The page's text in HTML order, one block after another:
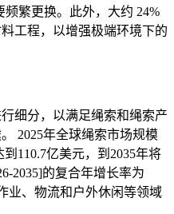
频繁更换。此外，大约 24%
工程，以增强极端环境下的
细分，以满足绳索和绳索产
2025年全球绳索市场规模
110.7亿美元，到2035年将
2035]的复合年增长率为
业、物流和户外休闲等领域